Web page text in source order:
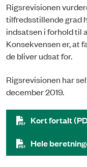
Rigsrevisionen
tilfredsstillende grad
indsatsen i forhold til
Konsekvensen er, at
de bliver udsat for.
Rigsrevisionen har
december 2019.
Kort fortalt
Hele